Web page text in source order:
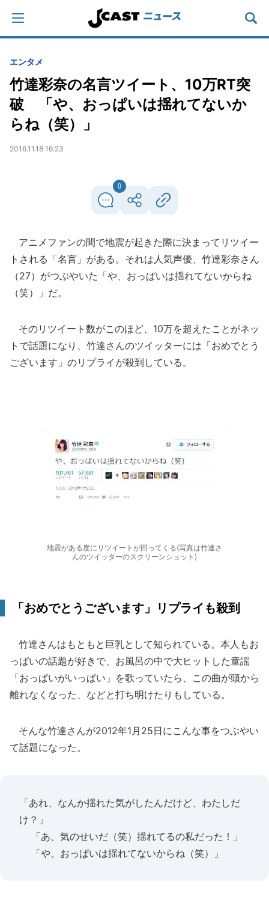
エンタメ
竹達彩奈の名言ツイート、10万RT突
破 「や、おっぱいは揺れてないか
らね（笑）」
2016.11.18 16:23
0
アニメファンの間で地震が起きた際に決まってリツイー
トされる「名言」がある。それは人気声優、竹達彩奈さん
（27）がつぶやいた「や、おっぱいは揺れてないからね
（笑）」だ。
そのリツイート数がこのほど、10万を超えたことがネッ
トで話題になり、竹達さんのツイッターには「おめでとう
ございます」のリプライが殺到している。
地震がある度にリツイートが回ってくる(写真は竹達さ
んのツイッターのスクリーンショット)
「おめでとうございます」リプライも殺到
竹達さんはもともと巨乳として知られている。本人もお
っぱいの話題が好きで、お風呂の中で大ヒットした童謡
「おっぱいがいっぱい」を歌っていたら、この曲が頭から
離れなくなった、などと打ち明けたりもしている。
そんな竹達さんが2012年1月25日にこんな事をつぶやい
て話題になった。
「あれ、なんか揺れた気がしたんだけど、わたしだ
け？」
「あ、気のせいだ（笑）揺れてるの私だった！」
「や、おっぱいは揺れてないからね（笑）」